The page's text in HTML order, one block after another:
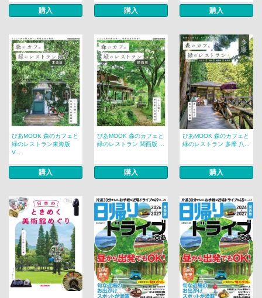
購入 購入 購入
ぴあMOOK 森のカフェと
緑のレストラン東海版
V...
購入
ぴあMOOK 森のカフェと
緑のレストラン 関西版 ...
購入
ぴあMOOK 森のカフェと
緑のレストラン 多摩 八...
購入